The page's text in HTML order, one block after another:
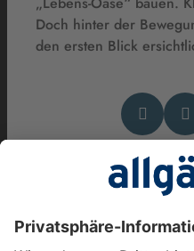
Doch hinter der
den ersten Blick
Das könnte Dich